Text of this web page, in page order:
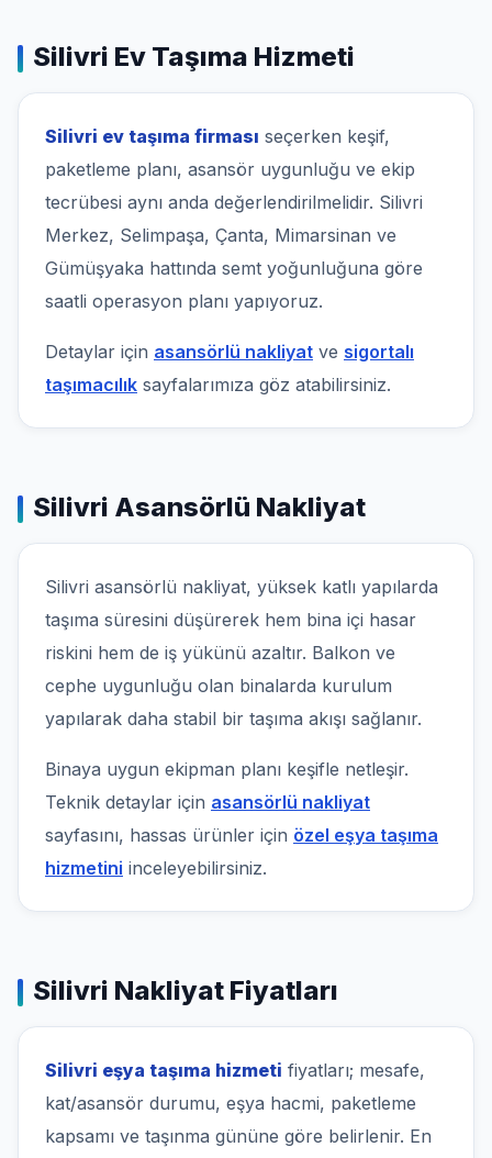
Silivri Ev Taşıma Hizmeti
Silivri ev taşıma firması seçerken keşif,
paketleme planı, asansör uygunluğu ve ekip
tecrübesi aynı anda değerlendirilmelidir. Silivri
Merkez, Selimpaşa, Çanta, Mimarsinan ve
Gümüşyaka hattında semt yoğunluğuna göre
saatli operasyon planı yapıyoruz.
Detaylar için asansörlü nakliyat ve sigortalı
taşımacılık sayfalarımıza göz atabilirsiniz.
Silivri Asansörlü Nakliyat
Silivri asansörlü nakliyat, yüksek katlı yapılarda
taşıma süresini düşürerek hem bina içi hasar
riskini hem de iş yükünü azaltır. Balkon ve
cephe uygunluğu olan binalarda kurulum
yapılarak daha stabil bir taşıma akışı sağlanır.
Binaya uygun ekipman planı keşifle netleşir.
Teknik detaylar için asansörlü nakliyat
sayfasını, hassas ürünler için özel eşya taşıma
hizmetini inceleyebilirsiniz.
Silivri Nakliyat Fiyatları
Silivri eşya taşıma hizmeti fiyatları; mesafe,
kat/asansör durumu, eşya hacmi, paketleme
kapsamı ve taşınma gününe göre belirlenir. En